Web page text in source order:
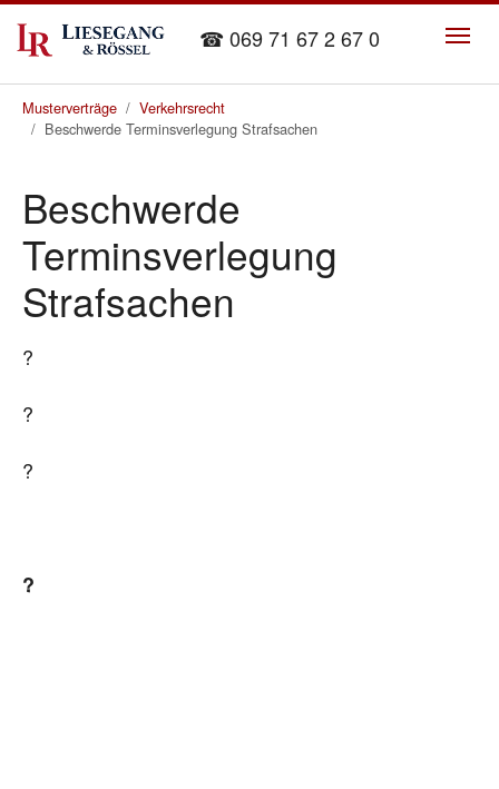
Skip to main content
☎ 069 71 67 2 67 0
You are here:
Musterverträge
Verkehrsrecht
Beschwerde Terminsverlegung Strafsachen
Beschwerde
Terminsverlegung
Strafsachen
?
?
?
?